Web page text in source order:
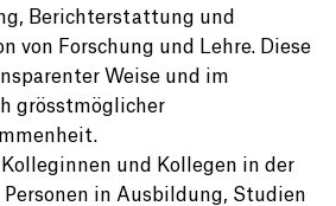
Berichterstattung und
von Forschung und Lehre. Diese
Weise und im
grösstmöglicher
Kolleginnen und Kollegen in der
in Ausbildung, Studien